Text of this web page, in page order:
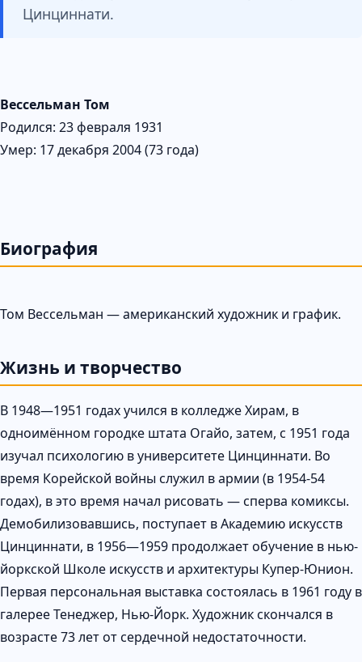
Цинциннати.
Вессельман Том
Родился: 23 февраля 1931
Умер: 17 декабря 2004 (73 года)
Биография
Том Вессельман — американский художник и график.
Жизнь и творчество
В 1948—1951 годах учился в колледже Хирам, в
одноимённом городке штата Огайо, затем, с 1951 года
изучал психологию в университете Цинциннати. Во
время Корейской войны служил в армии (в 1954-54
годах), в это время начал рисовать — сперва комиксы.
Демобилизовавшись, поступает в Академию искусств
Цинциннати, в 1956—1959 продолжает обучение в нью-
йоркской Школе искусств и архитектуры Купер-Юнион.
Первая персональная выставка состоялась в 1961 году в
галерее Тенеджер, Нью-Йорк. Художник скончался в
возрасте 73 лет от сердечной недостаточности.